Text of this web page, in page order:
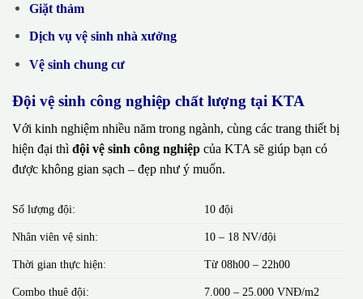
Giặt thảm
Dịch vụ vệ sinh nhà xưởng
Vệ sinh chung cư
Đội vệ sinh công nghiệp chất lượng tại KTA
Với kinh nghiệm nhiều năm trong ngành, cùng các trang thiết bị
hiện đại thì đội vệ sinh công nghiệp của KTA sẽ giúp bạn có
được không gian sạch – đẹp như ý muốn.
Số lượng đội: 10 đội
Nhân viên vệ sinh: 10 – 18 NV/đội
Thời gian thực hiện: Từ 08h00 – 22h00
Combo thuê đội: 7.000 – 25.000 VNĐ/m2